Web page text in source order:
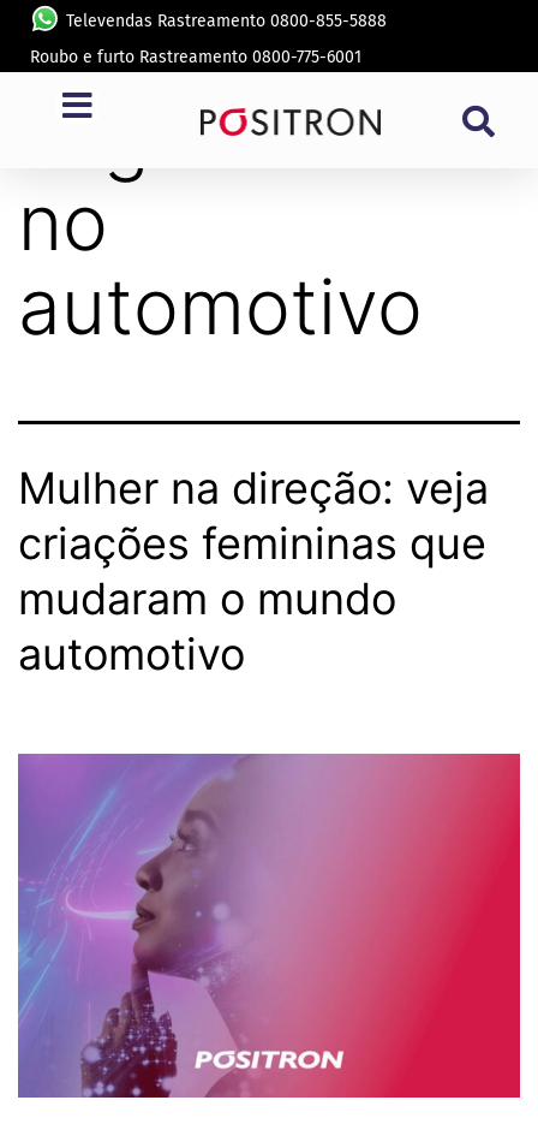
Televendas Rastreamento 0800-855-5888
Roubo e furto Rastreamento 0800-775-6001
Tag:
mulheres
no
automotivo
Mulher na direção: veja
criações femininas que
mudaram o mundo
automotivo